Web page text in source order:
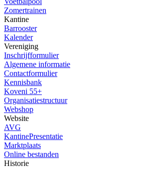
Zomertrainen
Kantine
Barrooster
Kalender
Vereniging
Inschrijfformulier
Algemene informatie
Contactformulier
Kennisbank
Koveni 55+
Organisatiestructuur
Webshop
Website
AVG
KantinePresentatie
Marktplaats
Online bestanden
Historie